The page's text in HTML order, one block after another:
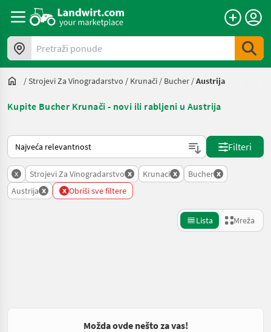
Pretraži ponude
/Strojevi Za Vinogradarstvo / Krunači / Bucher /Austrija
Kupite Bucher Krunači - novi ili rabljeni u Austrija
Način na koji sortira Landwirt.com
Filteri
x Strojevi Za Vinogradarstvo x Krunaci x Bucher x
Austrija x x Obriši sve filtere
Lista Mreža
Možda ovde nešto za vas!